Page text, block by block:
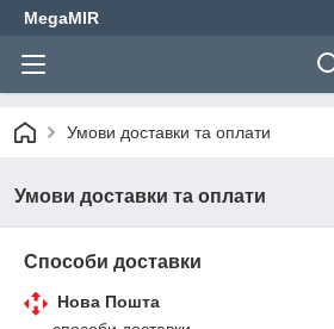
MegaMIR
Умови доставки та оплати
Умови доставки та оплати
Способи доставки
Нова Пошта